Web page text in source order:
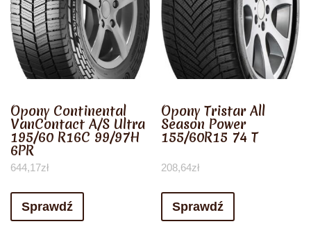
Opony Continental
VanContact A/S Ultra
195/60 R16C 99/97H
6PR
644,17zł
Sprawdź
Opony Tristar All
Season Power
155/60R15 74 T
208,64zł
Sprawdź